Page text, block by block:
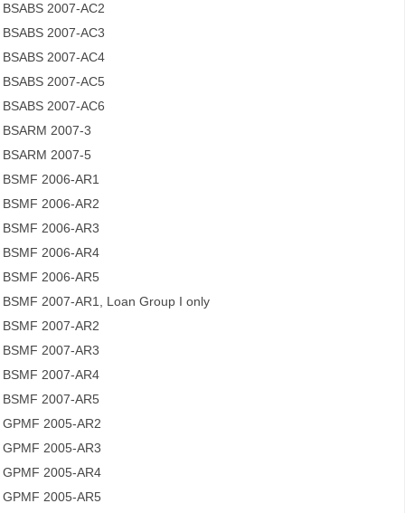
BSABS 2007-AC2
BSABS 2007-AC3
BSABS 2007-AC4
BSABS 2007-AC5
BSABS 2007-AC6
BSARM 2007-3
BSARM 2007-5
BSMF 2006-AR1
BSMF 2006-AR2
BSMF 2006-AR3
BSMF 2006-AR4
BSMF 2006-AR5
BSMF 2007-AR1, Loan Group I only
BSMF 2007-AR2
BSMF 2007-AR3
BSMF 2007-AR4
BSMF 2007-AR5
GPMF 2005-AR2
GPMF 2005-AR3
GPMF 2005-AR4
GPMF 2005-AR5